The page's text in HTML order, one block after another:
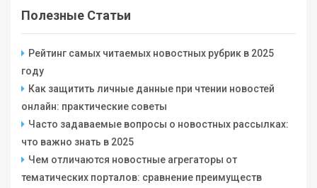
Полезные Статьи
Рейтинг самых читаемых новостных рубрик в 2025
году
Как защитить личные данные при чтении новостей
онлайн: практические советы
Часто задаваемые вопросы о новостных рассылках:
что важно знать в 2025
Чем отличаются новостные агрегаторы от
тематических порталов: сравнение преимуществ